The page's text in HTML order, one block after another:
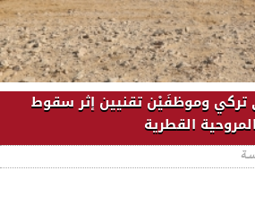
وموظفَيْن تقنيين إثر سقوط
المروحية القطرية